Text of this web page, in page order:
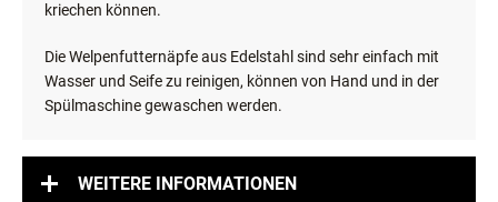
kriechen können.
Die Welpenfutternäpfe aus Edelstahl sind sehr einfach mit
Wasser und Seife zu reinigen, können von Hand und in der
Spülmaschine gewaschen werden.
WEITERE INFORMATIONEN